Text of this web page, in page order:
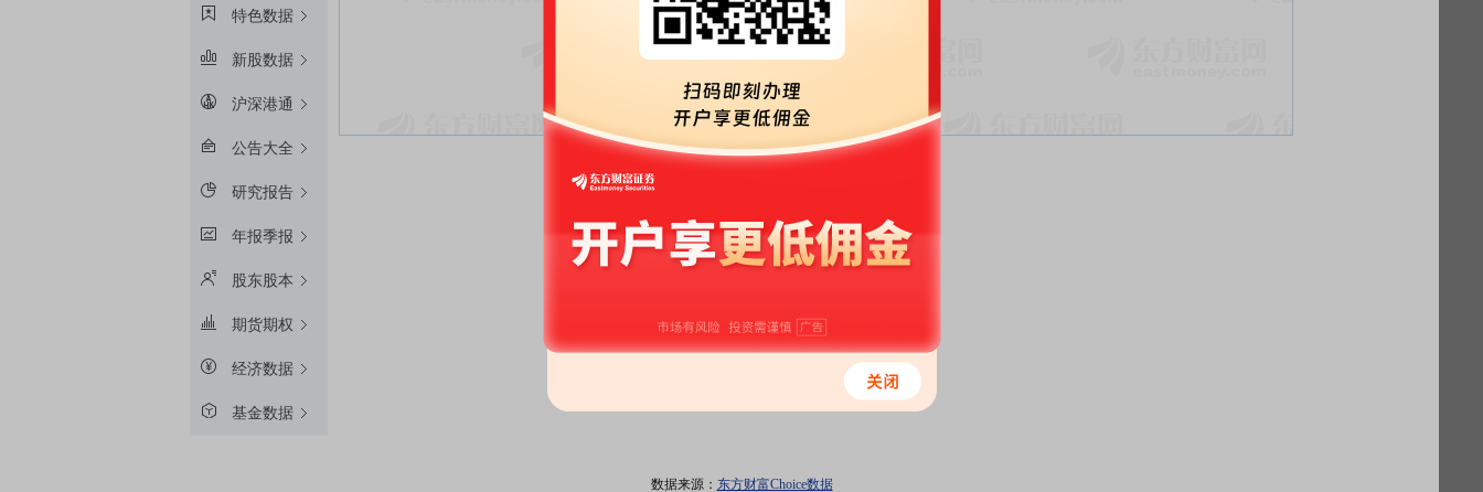
特色数据
新股数据
沪深港通
公告大全
研究报告
年报季报
股东股本
期货期权
经济数据
基金数据
数据来源： 东方财富Choice数据